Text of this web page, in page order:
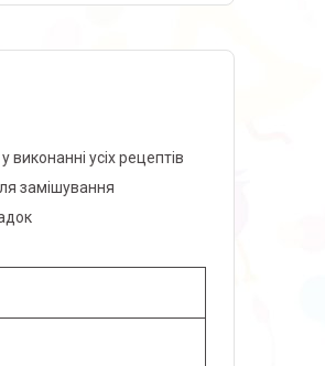
усіх рецептів
замішування